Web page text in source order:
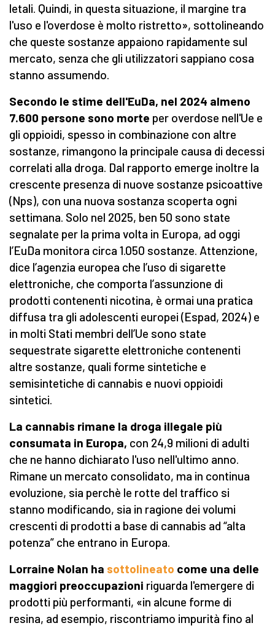
letali. Quindi, in questa situazione, il margine tra
l'uso e l'overdose è molto ristretto», sottolineando
che queste sostanze appaiono rapidamente sul
mercato, senza che gli utilizzatori sappiano cosa
stanno assumendo.
Secondo le stime dell'EuDa, nel 2024 almeno
7.600 persone sono morte per overdose nell'Ue e
gli oppioidi, spesso in combinazione con altre
sostanze, rimangono la principale causa di decessi
correlati alla droga. Dal rapporto emerge inoltre la
crescente presenza di nuove sostanze psicoattive
(Nps), con una nuova sostanza scoperta ogni
settimana. Solo nel 2025, ben 50 sono state
segnalate per la prima volta in Europa, ad oggi
l’EuDa monitora circa 1.050 sostanze. Attenzione,
dice l’agenzia europea che l’uso di sigarette
elettroniche, che comporta l’assunzione di
prodotti contenenti nicotina, è ormai una pratica
diffusa tra gli adolescenti europei (Espad, 2024) e
in molti Stati membri dell’Ue sono state
sequestrate sigarette elettroniche contenenti
altre sostanze, quali forme sintetiche e
semisintetiche di cannabis e nuovi oppioidi
sintetici.
La cannabis rimane la droga illegale più
consumata in Europa, con 24,9 milioni di adulti
che ne hanno dichiarato l'uso nell'ultimo anno.
Rimane un mercato consolidato, ma in continua
evoluzione, sia perchè le rotte del traffico si
stanno modificando, sia in ragione dei volumi
crescenti di prodotti a base di cannabis ad “alta
potenza” che entrano in Europa.
Lorraine Nolan ha sottolineato come una delle
maggiori preoccupazioni riguarda l'emergere di
prodotti più performanti, «in alcune forme di
resina, ad esempio, riscontriamo impurità fino al